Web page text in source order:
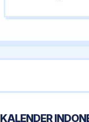
KALENDER